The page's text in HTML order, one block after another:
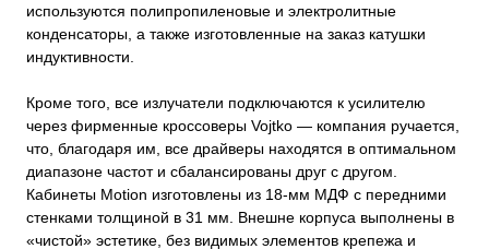
используются полипропиленовые и электролитные
конденсаторы, а также изготовленные на заказ катушки
индуктивности.
Кроме того, все излучатели подключаются к усилителю
через фирменные кроссоверы Vojtko — компания ручается,
что, благодаря им, все драйверы находятся в оптимальном
диапазоне частот и сбалансированы друг с другом.
Кабинеты Motion изготовлены из 18-мм МДФ с передними
стенками толщиной в 31 мм. Внешне корпуса выполнены в
«чистой» эстетике, без видимых элементов крепежа и